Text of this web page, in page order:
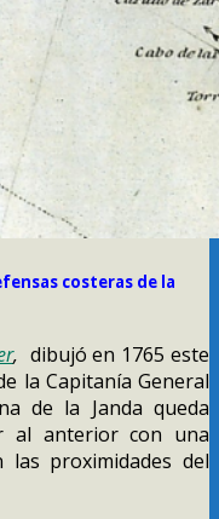
costeras de la
, dibujó en 1765 este
la Capitanía General
de la Janda queda
al anterior con una
proximidades del